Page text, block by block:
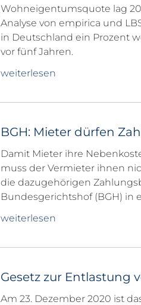
Wohneigentumsquote lag
Analyse von empirica und
in Deutschland ein Prozent
vor fünf Jahren.
weiterlesen
BGH: Mieter dürfen
Damit Mieter ihre
muss der Vermieter ihnen
die dazugehörigen
Bundesgerichtshof (BGH) in
weiterlesen
Gesetz zur Entlastung
Am 23. Dezember 2020 ist